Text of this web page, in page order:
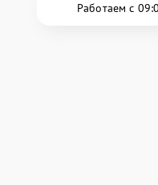
Работаем с